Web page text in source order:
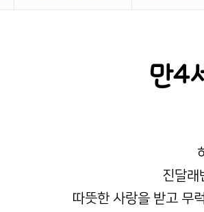
만4
진달
따뜻한 사랑을 받고 무